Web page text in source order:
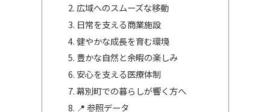
広域へのスムーズな移動
日常を支える商業施設
健やかな成長を育む環境
豊かな自然と余暇の楽しみ
安心を支える医療体制
幕別町での暮らしが響く方へ
📍 参照データ